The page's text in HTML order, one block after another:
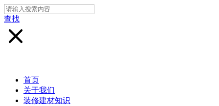
查找
首页
关于我们
装修建材知识